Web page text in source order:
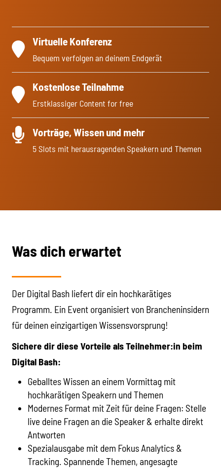
Virtuelle Konferenz
Bequem verfolgen an deinem Endgerät
Kostenlose Teilnahme
Erstklassiger Content for free
Vorträge, Wissen und mehr
5 Slots mit herausragenden Speakern und Themen
Was dich erwartet
Der Digital Bash liefert dir ein hochkarätiges
Programm. Ein Event organisiert von Brancheninsidern
für deinen einzigartigen Wissensvorsprung!
Sichere dir diese Vorteile als Teilnehmer:in beim
Digital Bash:
Geballtes Wissen an einem Vormittag mit
hochkarätigen Speakern und Themen
Modernes Format mit Zeit für deine Fragen: Stelle
live deine Fragen an die Speaker & erhalte direkt
Antworten
Spezialausgabe mit dem Fokus Analytics &
Tracking. Spannende Themen, angesagte